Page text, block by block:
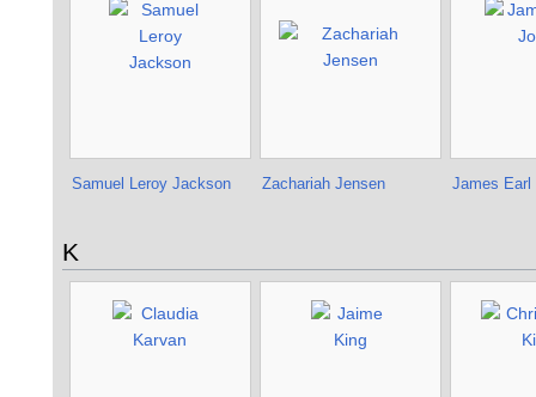
Samuel Leroy Jackson Zachariah Jensen James Earl
K